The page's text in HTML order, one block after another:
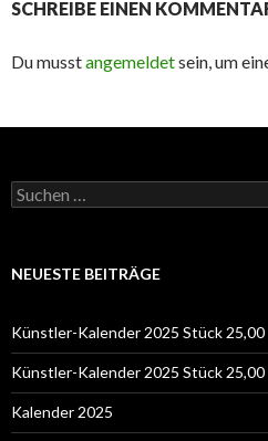
SCHREIBE EINEN
Du musstangemeldetsein, um
Suchen
nach:
NEUESTE BEITRÄGE
Künstler-Kalender 2025 Stück 25,00
Künstler-Kalender 2025 Stück
Kalender 2025